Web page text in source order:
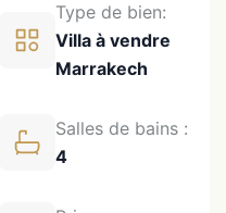
Type de bien:
Villa à vendre
Marrakech
Salles de bains :
4